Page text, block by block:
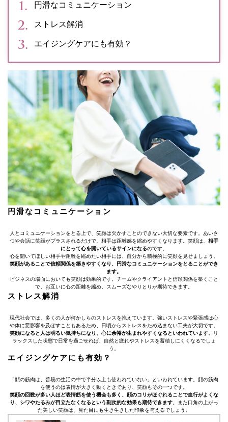
円滑なコミュニケーション
ストレス解消
エイジングケアにも有効？
円滑なコミュニケーション
人とコミュニケーションをとる上で、笑顔は欠かすことのできない大切な要素です。あいさ
つや会話に笑顔がプラスされるだけで、相手は距離感を縮めやすくなります。笑顔は、 相手
にとって心を開いているサインになるのです。
心を開いてほしい相手や距離を縮めたい相手には、自分から積極的に笑顔を見せましょう。
笑顔があることで信頼関係を築きやすくなり、円滑なコミュニケーションをとることができ
ます。
ビジネスの場面においても笑顔は効果的です。チームやクライアントと信頼関係を築くこと
で、お互いに心の距離を縮め、スムーズなやりとりが期待できます。
ストレス解消
現代社会では、多くの人が何かしらのストレスを抱えています。強いストレスや緊張感は心
や体に悪影響を及ぼすこともあるため、日頃からストレスをため込まない工夫が大切です。
笑顔になると人は明るい気持ちになり、心に余裕が生まれやすくなるといわれています。
リ
ラックスした状態で日常を過ごせれば、自然と疲れやストレスを蓄積しにくくなるでしょ
う。
エイジングケアにも有効？
「顔の筋肉は、普段の生活の中で半分以上も使われていない」といわれています。顔の筋肉
を使うのは表情が大きく動くときであり、笑顔もその一つです。
笑顔の回数が多い人ほど表情筋を使う機会も多く、顔のコリがほぐれることで血行がよくな
り、シワやたるみが目立たなくなるという副次的な効果も期待できます 。また口角の上がっ
た美しい笑顔は、見た目にも生き生きした印象を与えるでしょう。